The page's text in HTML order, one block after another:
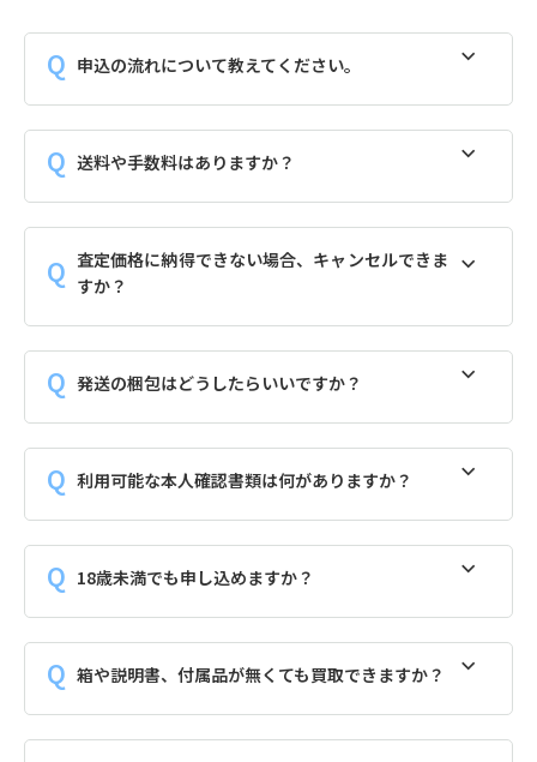
申込の流れについて教えてください。
送料や手数料はありますか？
査定価格に納得できない場合、キャンセルできま
すか？
発送の梱包はどうしたらいいですか？
利用可能な本人確認書類は何がありますか？
18歳未満でも申し込めますか？
箱や説明書、付属品が無くても買取できますか？